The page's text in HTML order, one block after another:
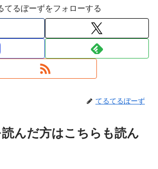
てるぼーずをフォローする
てるてるぼーず
んだ方はこちらも読ん